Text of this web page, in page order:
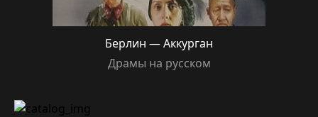
Берлин — Аккурган
Драмы на русском